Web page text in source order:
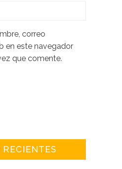
correo
en este navegador
que comente.